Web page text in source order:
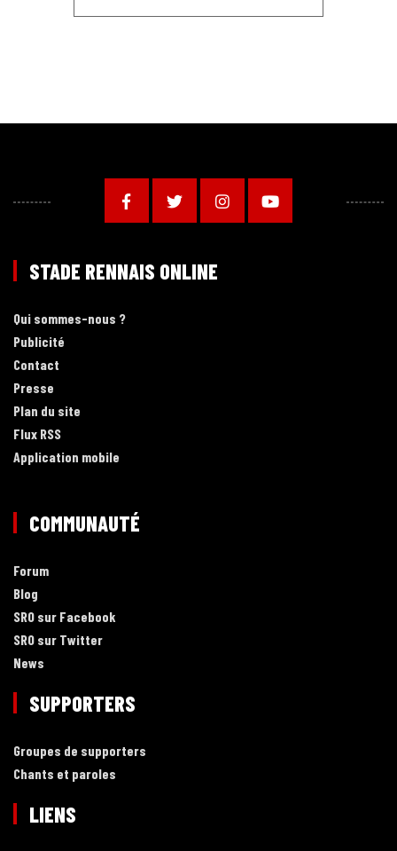
STADE RENNAIS ONLINE
Qui sommes-nous ?
Publicité
Contact
Presse
Plan du site
Flux RSS
Application mobile
COMMUNAUTÉ
Forum
Blog
SRO sur Facebook
SRO sur Twitter
News
SUPPORTERS
Groupes de supporters
Chants et paroles
LIENS